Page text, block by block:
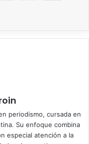
periodismo, cursada en
Su enfoque combina
especial atención a la